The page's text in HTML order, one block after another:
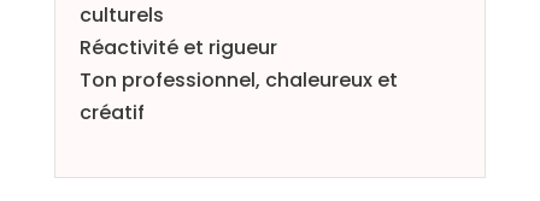
culturels
Réactivité et rigueur
Ton professionnel, chaleureux et
créatif